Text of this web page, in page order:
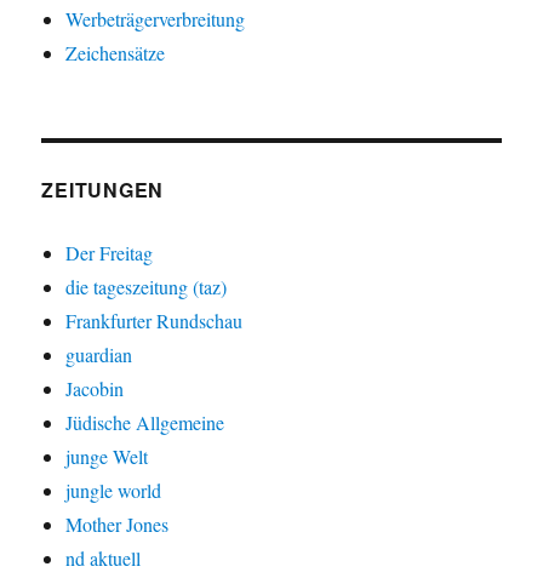
Werbeträgerverbreitung
Zeichensätze
ZEITUNGEN
Der Freitag
die tageszeitung (taz)
Frankfurter Rundschau
guardian
Jacobin
Jüdische Allgemeine
junge Welt
jungle world
Mother Jones
nd aktuell